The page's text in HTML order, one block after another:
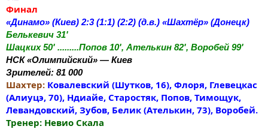
Финал
«Динамо» (Киев) 2:3 (1:1) (2:2) (д.в.) «Шахтёр» (Донецк)
Белькевич 31'
Шацких 50' .........Попов 10', Ателькин 82', Воробей 99'
НСК «Олимпийский» — Киев
Зрителей: 81 000
Шахтер: Ковалевский (Шутков, 16), Флоря, Глевецкас
(Алиуцэ, 70), Ндиайе, Старостяк, Попов, Тимощук,
Левандовский, Зубов, Белик (Ателькин, 73), Воробей.
Тренер: Невио Скала